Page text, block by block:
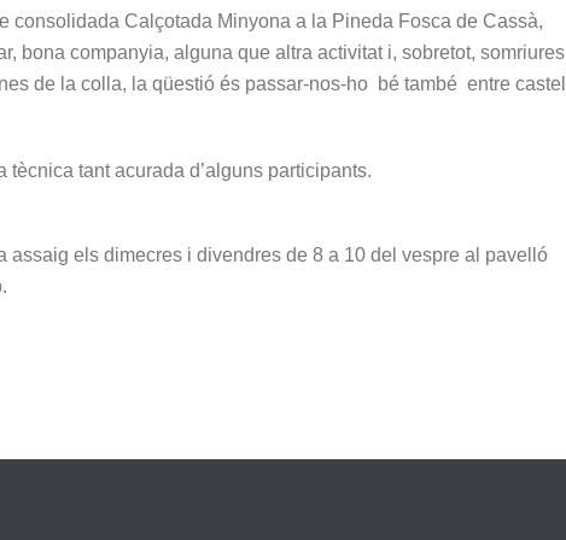
consolidada Calçotada Minyona a la Pineda Fosca de Cassà,
bona companyia, alguna que altra activitat i, sobretot,
de la colla, la qüestió és passar-nos-ho bé també entre
tant acurada d’alguns participants.
assaig els dimecres i divendres de 8 a 10 del vespre al pavelló